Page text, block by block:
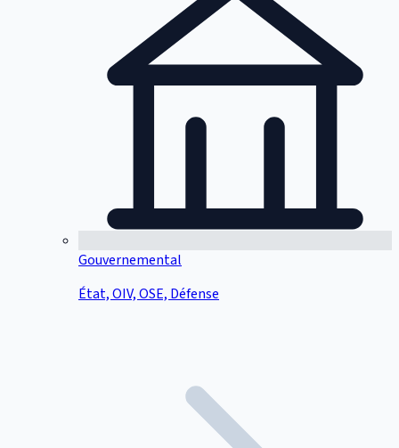
Gouvernemental
État, OIV, OSE, Défense